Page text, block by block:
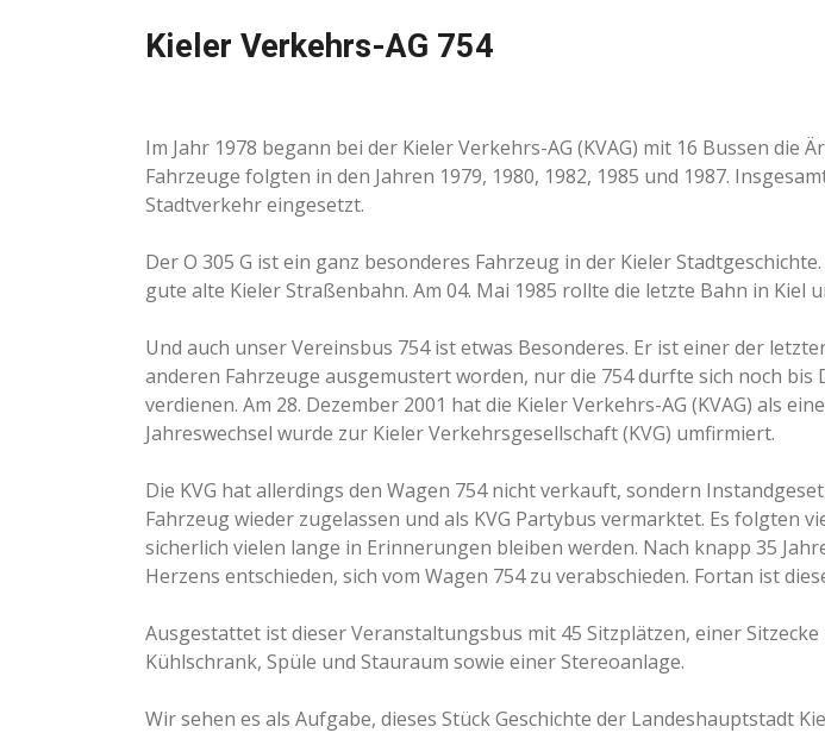
Kieler Verkehrs-AG 754
Im Jahr 1978 begann bei der Kieler Verkehrs-AG (KVAG) mit 16 Bussen die
Fahrzeuge folgten in den Jahren 1979, 1980, 1982, 1985 und 1987.
Stadtverkehr eingesetzt.
Der O 305 G ist ein ganz besonderes Fahrzeug in der Kieler
gute alte Kieler Straßenbahn. Am 04. Mai 1985 rollte die letzte Bahn in
Und auch unser Vereinsbus 754 ist etwas Besonderes. Er ist einer der
anderen Fahrzeuge ausgemustert worden, nur die 754 durfte sich noch bis
verdienen. Am 28. Dezember 2001 hat die Kieler Verkehrs-AG (KVAG) als
Jahreswechsel wurde zur Kieler Verkehrsgesellschaft (KVG) umfirmiert.
Die KVG hat allerdings den Wagen 754 nicht verkauft, sondern
Fahrzeug wieder zugelassen und als KVG Partybus vermarktet. Es folgten
sicherlich vielen lange in Erinnerungen bleiben werden. Nach knapp 35
Herzens entschieden, sich vom Wagen 754 zu verabschieden. Fortan ist
Ausgestattet ist dieser Veranstaltungsbus mit 45 Sitzplätzen, einer
Kühlschrank, Spüle und Stauraum sowie einer Stereoanlage.
Wir sehen es als Aufgabe, dieses Stück Geschichte der Landeshauptstadt